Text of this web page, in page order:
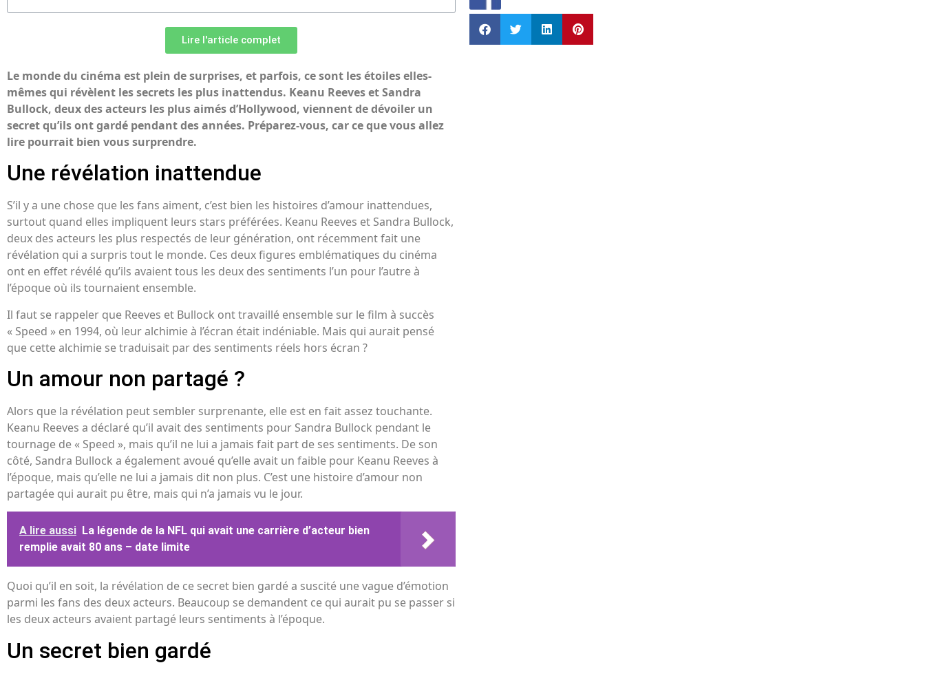
Lire l'article complet
Le monde du cinéma est plein de surprises, et parfois, ce sont les étoiles elles-
mêmes qui révèlent les secrets les plus inattendus. Keanu Reeves et Sandra
Bullock, deux des acteurs les plus aimés d’Hollywood, viennent de dévoiler un
secret qu’ils ont gardé pendant des années. Préparez-vous, car ce que vous allez
lire pourrait bien vous surprendre.
Une révélation inattendue
S’il y a une chose que les fans aiment, c’est bien les histoires d’amour inattendues,
surtout quand elles impliquent leurs stars préférées. Keanu Reeves et Sandra Bullock,
deux des acteurs les plus respectés de leur génération, ont récemment fait une
révélation qui a surpris tout le monde. Ces deux figures emblématiques du cinéma
ont en effet révélé qu’ils avaient tous les deux des sentiments l’un pour l’autre à
l’époque où ils tournaient ensemble.
Il faut se rappeler que Reeves et Bullock ont travaillé ensemble sur le film à succès
« Speed » en 1994, où leur alchimie à l’écran était indéniable. Mais qui aurait pensé
que cette alchimie se traduisait par des sentiments réels hors écran ?
Un amour non partagé ?
Alors que la révélation peut sembler surprenante, elle est en fait assez touchante.
Keanu Reeves a déclaré qu’il avait des sentiments pour Sandra Bullock pendant le
tournage de « Speed », mais qu’il ne lui a jamais fait part de ses sentiments. De son
côté, Sandra Bullock a également avoué qu’elle avait un faible pour Keanu Reeves à
l’époque, mais qu’elle ne lui a jamais dit non plus. C’est une histoire d’amour non
partagée qui aurait pu être, mais qui n’a jamais vu le jour.
A lire aussi La légende de la NFL qui avait une carrière d’acteur bien
remplie avait 80 ans – date limite
Quoi qu’il en soit, la révélation de ce secret bien gardé a suscité une vague d’émotion
parmi les fans des deux acteurs. Beaucoup se demandent ce qui aurait pu se passer si
les deux acteurs avaient partagé leurs sentiments à l’époque.
Un secret bien gardé